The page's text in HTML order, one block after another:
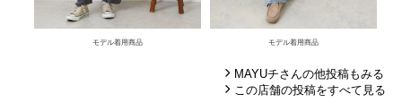
モデル着用商品 モデル着用商品
MAYUチさんの他投稿もみる
この店舗の投稿をすべて見る